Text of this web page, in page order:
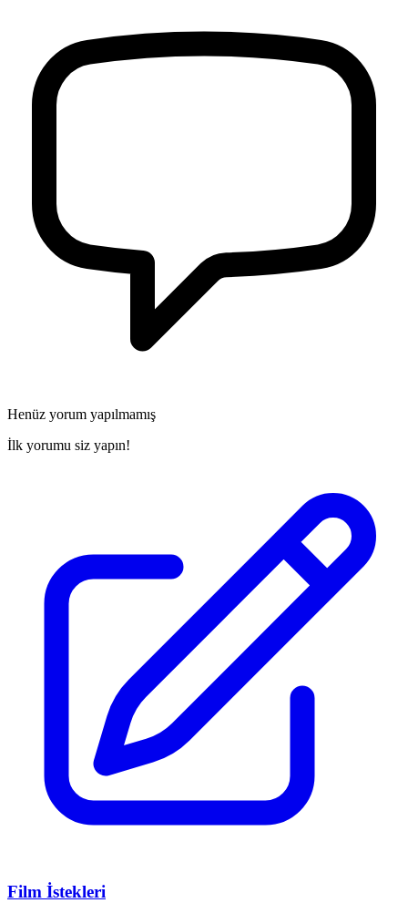
Henüz yorum yapılmamış
İlk yorumu siz yapın!
Film İstekleri